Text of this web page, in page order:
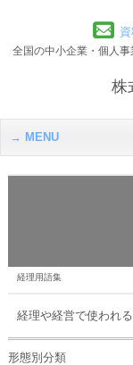
全国の中小企業・個人
株
MENU
経理用語集
経理や経営で使われ
形態別分類